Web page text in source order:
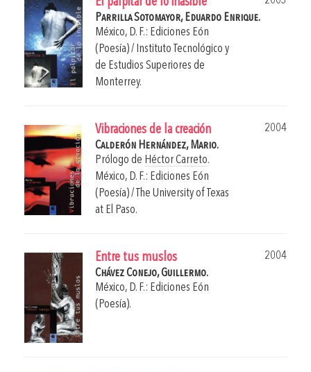
Parrilla Sotomayor, Eduardo Enrique.
México, D. F.: Ediciones Eón
(Poesía) / Instituto Tecnológico y
de Estudios Superiores de
Monterrey.
Vibraciones de la creación
2004
Calderón Hernández, Mario.
Prólogo de Héctor Carreto.
México, D. F.: Ediciones Eón
(Poesía) / The University of Texas
at El Paso.
Entre tus muslos
2004
Chávez Conejo, Guillermo.
México, D. F.: Ediciones Eón
(Poesía).